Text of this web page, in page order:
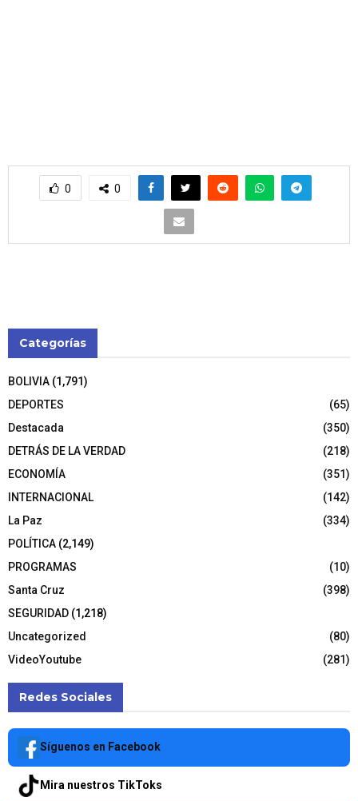
0 0
Categorías
BOLIVIA (1,791)
DEPORTES
(65)
Destacada
(350)
DETRÁS DE LA VERDAD
(218)
ECONOMÍA
(351)
INTERNACIONAL
(142)
La Paz
(334)
POLÍTICA (2,149)
PROGRAMAS
(10)
Santa Cruz
(398)
SEGURIDAD (1,218)
Uncategorized
(80)
VideoYoutube
(281)
Redes Sociales
Síguenos en Facebook
Mira nuestros TikToks